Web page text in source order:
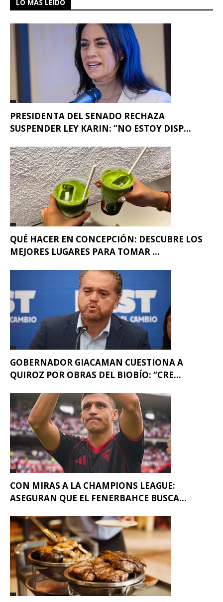
LO MÁS LEÍDO
PRESIDENTA DEL SENADO RECHAZA
SUSPENDER LEY KARIN: “NO ESTOY DISP...
QUÉ HACER EN CONCEPCIÓN: DESCUBRE LOS
MEJORES LUGARES PARA TOMAR ...
GOBERNADOR GIACAMAN CUESTIONA A
QUIROZ POR OBRAS DEL BIOBÍO: “CRE...
CON MIRAS A LA CHAMPIONS LEAGUE:
ASEGURAN QUE EL FENERBAHCE BUSCA...